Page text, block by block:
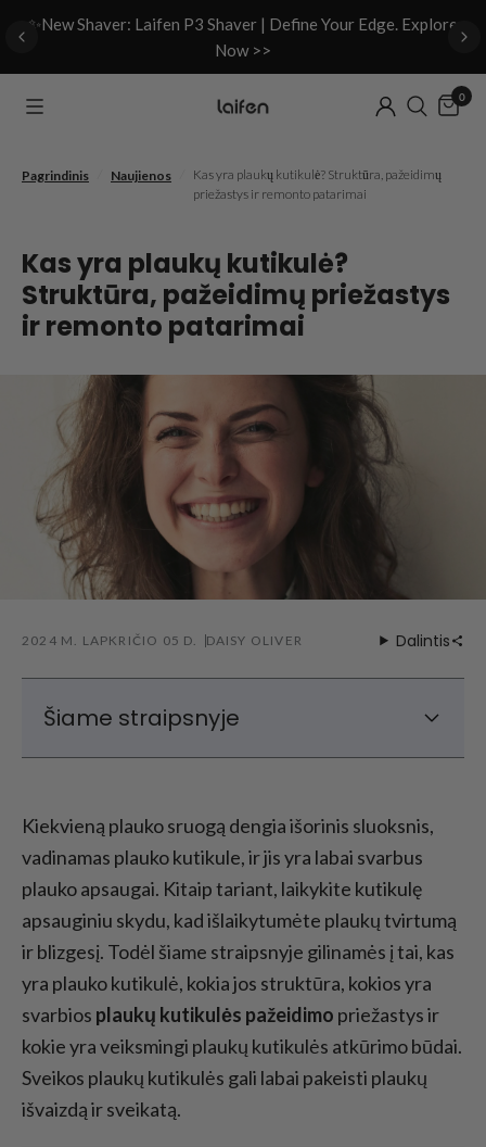
✨New Shaver: Laifen P3 Shaver | Define Your Edge. Explore
Now >>
0
Pagrindinis Naujienos
Kas yra plaukų kutikulė? Struktūra, pažeidimų
priežastys ir remonto patarimai
Kas yra plaukų kutikulė?
Struktūra, pažeidimų priežastys
ir remonto patarimai
2024 M. LAPKRIČIO 05 D. DAISY OLIVER Dalintis
Šiame straipsnyje
Plaukų kutikulės pažeidimo priežastys
Kaip atkurti plaukų kutikules?
Kiekvieną plauko sruogą dengia išorinis sluoksnis,
vadinamas plauko kutikule, ir jis yra labai svarbus
plauko apsaugai. Kitaip tariant, laikykite kutikulę
apsauginiu skydu, kad išlaikytumėte plaukų tvirtumą
ir blizgesį. Todėl šiame straipsnyje gilinamės į tai, kas
yra plauko kutikulė, kokia jos struktūra, kokios yra
svarbios plaukų kutikulės pažeidimo priežastys ir
kokie yra veiksmingi plaukų kutikulės atkūrimo būdai.
Sveikos plaukų kutikulės gali labai pakeisti plaukų
išvaizdą ir sveikatą.